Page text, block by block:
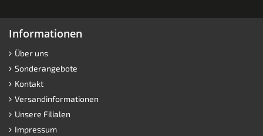
Informationen
Über uns
Sonderangebote
Kontakt
Versandinformationen
Unsere Filialen